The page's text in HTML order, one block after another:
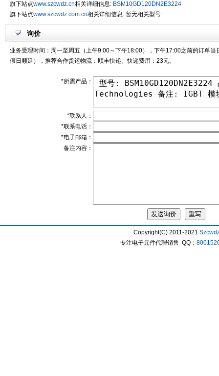
旗下站点www.szcwdz.cn相关详细信息: BSM10GD120DN2E3224
旗下站点www.szcwdz.com.cn相关详细信息: 暂无相关型号
询价
业务受理时间：周一至周五（上午9:00～下午18:00），下午17:00之前的订单
假日顺延），推荐合作货运物流：顺丰快递。快递费用：23元。
*所需产品：
*联系人：
*联系电话：
*电子邮箱：
备注内容：
Copyright(C) 2011-2021
专注电子元件代理销售 QQ：